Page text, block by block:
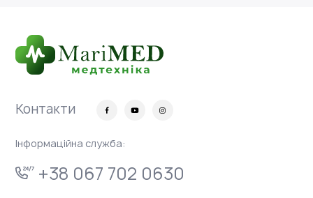
Контакти
Інформаційна служба:
+38 067 702 0630